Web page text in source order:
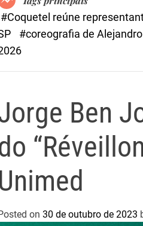
#Coquetel reúne
#coreografia de
Ben
Unimed
on 30 de outubro de 2023